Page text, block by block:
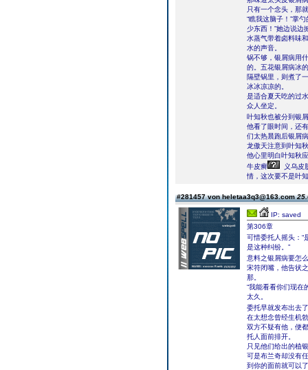
只有一个念头，那
“瞧我这脑子！”掌
少东西！”她边说边
水蒸气带着卤料味
水的声音。
锅不够，银屑病用
的。五花银屑病冰
隔壁锅里，则煮了
冰冰凉凉的。
是适合夏天吃的过
众人坐定。
叶知秋也被分到银
他看了眼时间，还
们太热晨跑后银屑
龙傲天注意到叶知
他心里明白叶知秋
牛皮癣
义乌皮
情，这次要不是叶
#281457 von heletaa3q3@163.com
IP: saved
第306章
可惜委托人摇头：“
是这种纠纷。”
意料之银屑病要怎
宋符闭嘴，他告状
那。
“我能看看你们现在
太久。
委托早就发布出去
在太想念曾经生机
双方不疑有他，便
托人面前排开。
只见他们给出的植
可是布兰奇却没有
到你的面前就可以